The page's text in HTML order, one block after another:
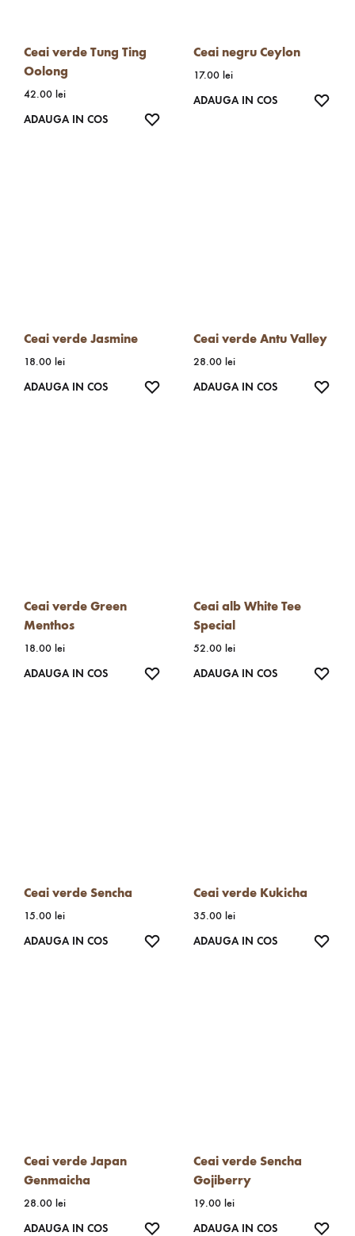
Ceai verde Tung Ting
Oolong
42.00 lei
ADAUGA IN COS
Ceai negru Ceylon
17.00 lei
ADAUGA IN COS
Ceai verde Jasmine
18.00 lei
ADAUGA IN COS
WISHLIST
Ceai verde Antu Valley
28.00 lei
ADAUGA IN COS
Ceai verde Green
Menthos
18.00 lei
ADAUGA IN COS
WISHLIST
Ceai alb White Tee
Special
52.00 lei
ADAUGA IN COS
Ceai verde Sencha
15.00 lei
ADAUGA IN COS
WISHLIST
Ceai verde Kukicha
35.00 lei
ADAUGA IN COS
Ceai verde Japan
Genmaicha
28.00 lei
ADAUGA IN COS
WISHLIST
Ceai verde Sencha
Gojiberry
19.00 lei
ADAUGA IN COS